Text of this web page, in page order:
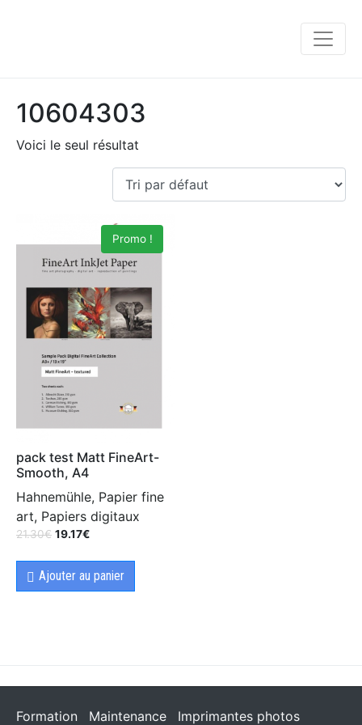
10604303
Voici le seul résultat
Promo !
pack test Matt FineArt-
Smooth, A4
Hahnemühle, Papier fine
art, Papiers digitaux
21.30€ 19.17€
Ajouter au panier
Formation Maintenance Imprimantes photos